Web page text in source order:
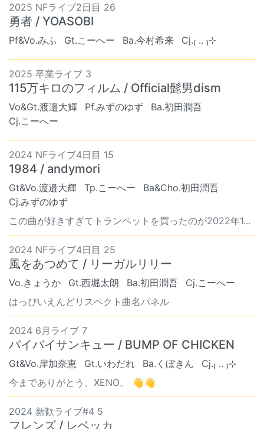
2025 NFライブ2日目 26
勇者 / YOASOBI
Pf&Vo.みふ Gt.こーへー Ba.今村希来 Cj.₍ .. ₎⊹
2025 卒業ライブ 3
115万キロのフィルム / Official髭男dism
Vo&Gt.渡邉大輝 Pf.みずのゆず
Ba.初田潤吾
Cj.こーへー
2024 NFライブ4日目 15
1984 / andymori
Gt&Vo.渡邉大輝 Tp.こーへー
Ba&Cho.初田潤吾
Cj.みずのゆず
この曲が好きすぎてトランペットを買ったのが2022年1...
2024 NFライブ4日目 25
風をあつめて / リーガルリリー
Vo.きょうか Gt.西堀太朗 Ba.初田潤吾
Cj.こーへー
はっぴいえんどリスペクト曲名パネル
2024 6月ライブ 7
バイバイサンキュー / BUMP OF CHICKEN
Gt&Vo.岸加奈恵 Gt.いわだれ Ba.くぼきん
Cj.₍ .. ₎⊹
今までありがとう、XENO。 👋👋
2024 新歓ライブ#4 5
フレンズ / レベッカ